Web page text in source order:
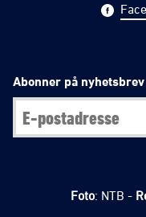
Abonner på
Foto: NTB -